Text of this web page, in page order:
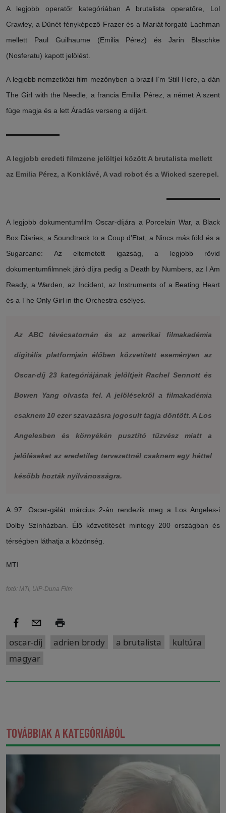
A legjobb operatőr kategóriában A brutalista operatőre, Lol
Crawley, a Dűnét fényképező Frazer és a Mariát forgató Lachman
mellett Paul Guilhaume (Emilia Pérez) és Jarin Blaschke
(Nosferatu) kapott jelölést.
A legjobb nemzetközi film mezőnyben a brazil I’m Still Here, a dán
The Girl with the Needle, a francia Emilia Pérez, a német A szent
füge magja és a lett Áradás verseng a díjért.
A legjobb eredeti filmzene jelöltjei között A brutalista mellett
az Emilia Pérez, a Konklávé, A vad robot és a Wicked szerepel.
A legjobb dokumentumfilm Oscar-díjára a Porcelain War, a Black
Box Diaries, a Soundtrack to a Coup d'Etat, a Nincs más föld és a
Sugarcane: Az eltemetett igazság, a legjobb rövid
dokumentumfilmnek járó díjra pedig a Death by Numbers, az I Am
Ready, a Warden, az Incident, az Instruments of a Beating Heart
és a The Only Girl in the Orchestra esélyes.
Az ABC tévécsatornán és az amerikai filmakadémia
digitális platformjain élőben közvetített eseményen az
Oscar-díj 23 kategóriájának jelöltjeit Rachel Sennott és
Bowen Yang olvasta fel. A jelölésekről a filmakadémia
csaknem 10 ezer szavazásra jogosult tagja döntött. A Los
Angelesben és környékén pusztító tűzvész miatt a
jelöléseket az eredetileg tervezettnél csaknem egy héttel
később hozták nyilvánosságra.
A 97. Oscar-gálát március 2-án rendezik meg a Los Angeles-i
Dolby Színházban. Élő közvetítését mintegy 200 országban és
térségben láthatja a közönség.
MTI
fotó: MTI, UIP-Duna Film
oscar-díj adrien brody a brutalista
kultúra
magyar
TOVÁBBIAK A KATEGÓRIÁBÓL